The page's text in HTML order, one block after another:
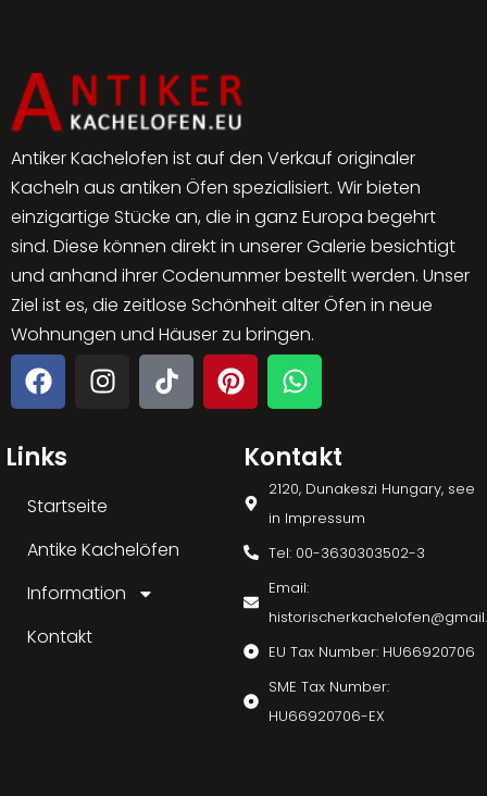
Antiker Kachelofen ist auf den Verkauf originaler
Kacheln aus antiken Öfen spezialisiert. Wir bieten
einzigartige Stücke an, die in ganz Europa begehrt
sind. Diese können direkt in unserer Galerie besichtigt
und anhand ihrer Codenummer bestellt werden. Unser
Ziel ist es, die zeitlose Schönheit alter Öfen in neue
Wohnungen und Häuser zu bringen.
Links
Startseite
Antike Kachelöfen
Information
Kontakt
Kontakt
2120, Dunakeszi Hungary, see
in Impressum
Tel: 00-3630303502-3
Email:
EU Tax Number: HU66920706
SME Tax Number:
HU66920706-EX